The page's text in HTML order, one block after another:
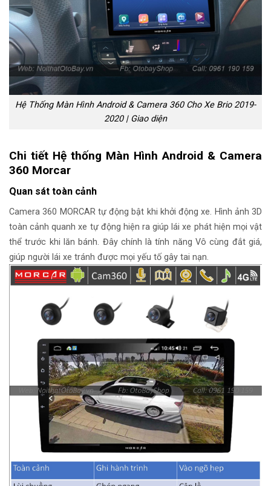
Hệ Thống Màn Hình Android & Camera 360 Cho Xe Brio 2019-
2020 | Giao diện
Chi tiết Hệ thống Màn Hình Android & Camera
360 Morcar
Quan sát toàn cảnh
Camera 360 MORCAR tự động bật khi khởi động xe. Hình ảnh 3D
toàn cảnh quanh xe tự động hiện ra giúp lái xe phát hiện mọi vật
thể trước khi lăn bánh. Đây chính là tính năng Vô cùng đắt giá,
giúp người lái xe tránh được mọi yếu tố gây tai nạn.